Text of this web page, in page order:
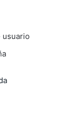
usuario